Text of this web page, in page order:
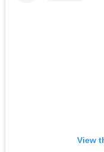
View